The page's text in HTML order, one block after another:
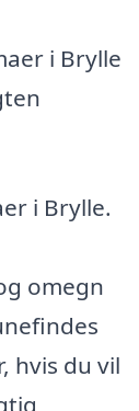
i Brylle
i Brylle.
omegn
hvis du vil